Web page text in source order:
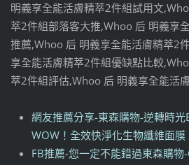
明義享全能活膚精萃2件組試用文
萃2件組部落客大推,Whoo 后 明義享
推薦,Whoo 后 明義享全能活膚精萃2
享全能活膚精萃2件組優缺點比較
萃2件組評估,Whoo 后 明義享全能活
網友推薦分享-東森購物-逆轉時光
WOW！全效快淨化生物纖維面
FB推薦-您一定不能錯過東森購物